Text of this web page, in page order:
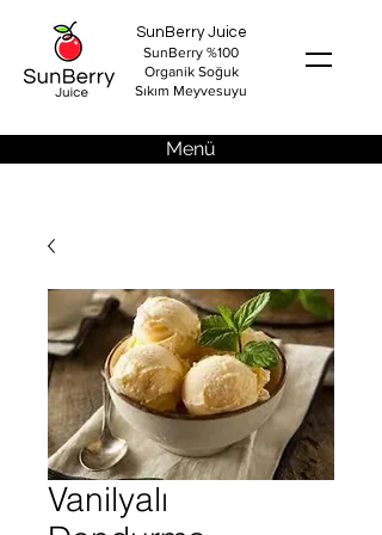
SunBerry Juice
SunBerry %100
Organik Soğuk
Sıkım Meyvesuyu
Menü
Vanilyalı